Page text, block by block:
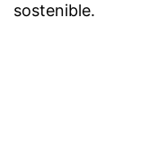
sostenible.